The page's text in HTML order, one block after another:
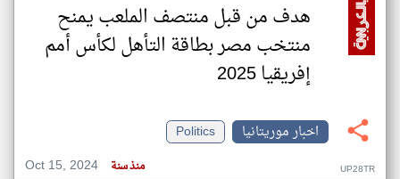
هدف من قبل منتصف الملعب يمنح
منتخب مصر بطاقة التأهل لكأس أمم
إفريقيا 2025
اخبار موريتانيا
Politics
Oct 15, 2024
منذ سنة UP28TR